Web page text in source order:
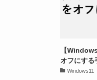
【
オフにする
Windows11